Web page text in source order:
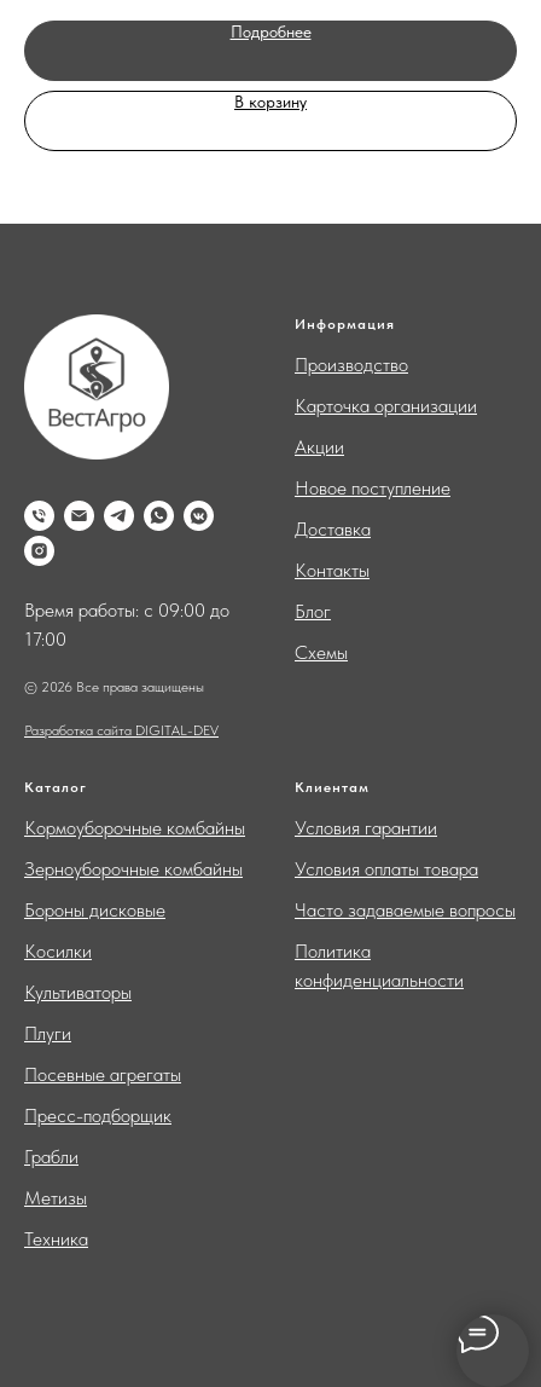
Подробнее
В корзину
Время работы: с 09:00 до
17:00
© 2026 Все права защищены
Разработка сайта DIGITAL-DEV
Информация
Производство
Карточка организации
Акции
Новое поступление
Доставка
Контакты
Блог
Схемы
Каталог
Кормоуборочные комбайны
Зерноуборочные комбайны
Бороны дисковые
Косилки
Культиваторы
Плуги
Посевные агрегаты
Пресс-подборщик
Грабли
Метизы
Техника
Клиентам
Условия гарантии
Условия оплаты товара
Часто задаваемые вопросы
Политика
конфиденциальности